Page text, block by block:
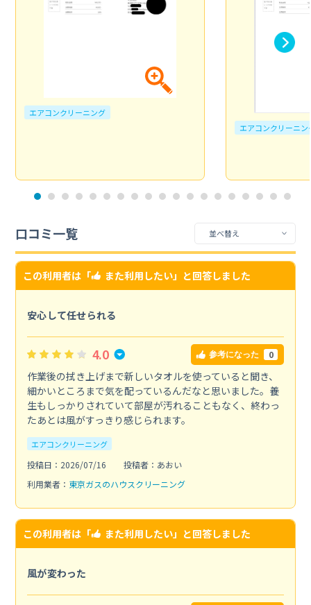
エアコンクリーニング
エアコンクリーニン
口コミ一覧
この利用者は「 また利用したい」と回答しました
安心して任せられる
4.0 参考になった 0
作業後の拭き上げまで新しいタオルを使っていると聞き、
細かいところまで気を配っているんだなと思いました。養
生もしっかりされていて部屋が汚れることもなく、終わっ
たあとは風がすっきり感じられます。
エアコンクリーニング
投稿日：2026/07/16
投稿者：あおい
利用業者： 東京ガスのハウスクリーニング
この利用者は「 また利用したい」と回答しました
風が変わった